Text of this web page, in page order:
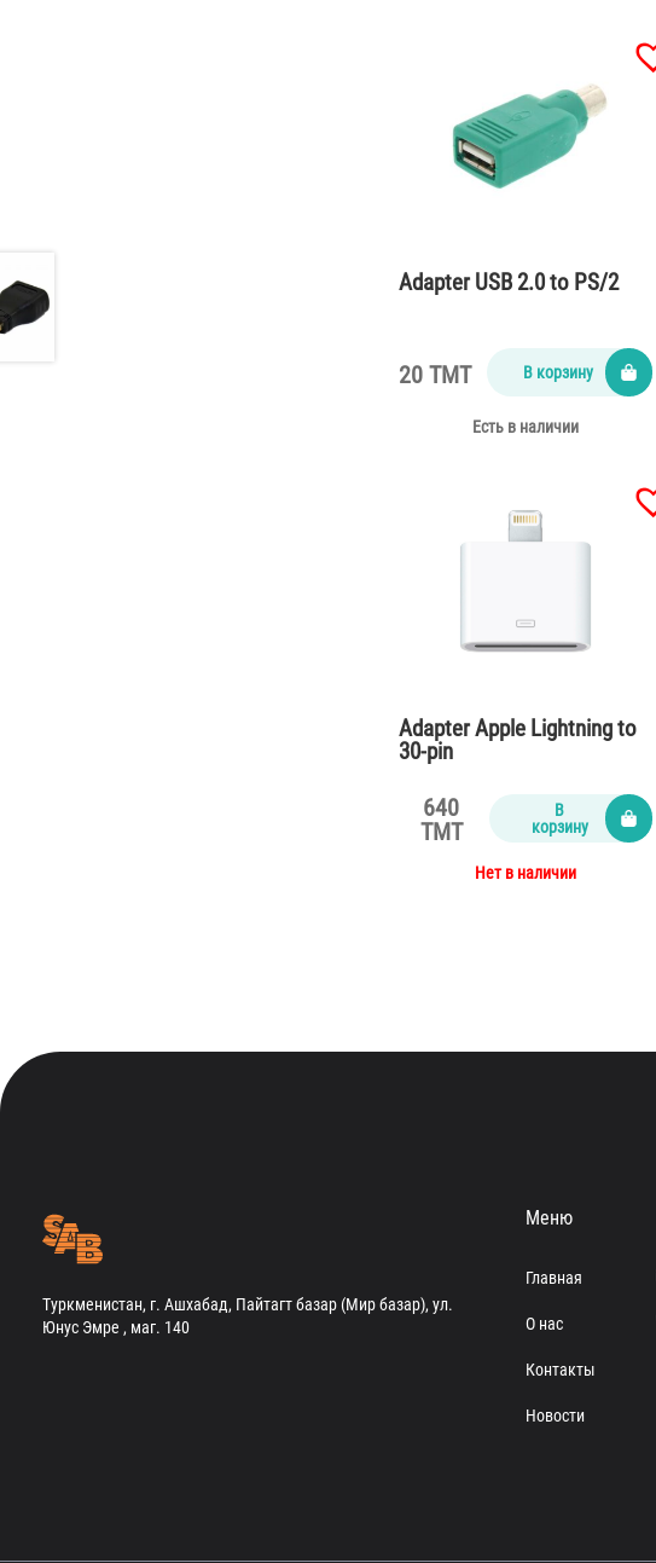
Adapter USB 2.0 to PS/2
20 TMT В корзину
Есть в наличии
Adapter Apple Lightning to
30-pin
640
TMT
В
корзину
Нет в наличии
Туркменистан, г. Ашхабад, Пайтагт базар (Мир базар), ул.
Юнус Эмре , маг. 140
Меню
Главная
О нас
Контакты
Новости